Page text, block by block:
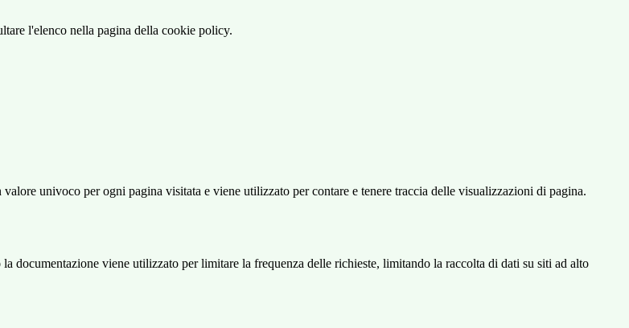
l'elenco nella pagina della cookie policy.
univoco per ogni pagina visitata e viene utilizzato per contare e tenere traccia delle visualizzazioni di pagina.
documentazione viene utilizzato per limitare la frequenza delle richieste, limitando la raccolta di dati su siti ad alto